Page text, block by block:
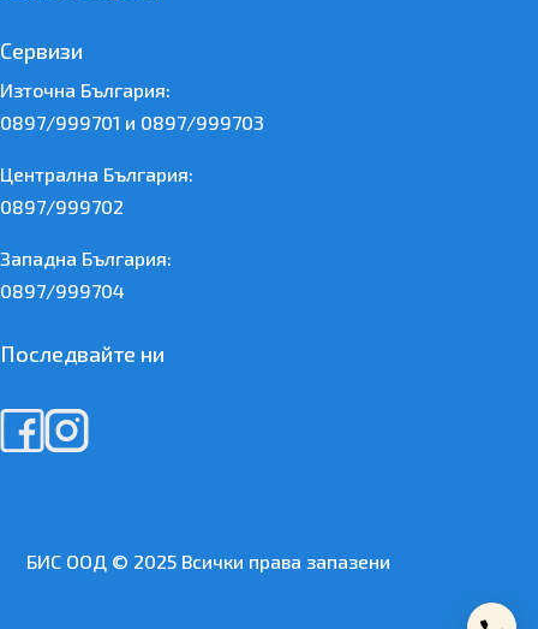
Сервизи
Източна България:
0897/999701 и 0897/999703
Централна България:
0897/999702
Западна България:
0897/999704
Последвайте ни
БИС ООД © 2025 Всички права запазени